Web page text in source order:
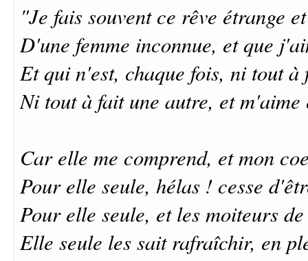
"Je fais souvent ce rêve étrange
D'une femme inconnue, et que
Et qui n'est, chaque fois, ni tout à
Ni tout à fait une autre, et m'aime
Car elle me comprend, et mon
Pour elle seule, hélas ! cesse
Pour elle seule, et les moiteurs
Elle seule les sait rafraîchir, en